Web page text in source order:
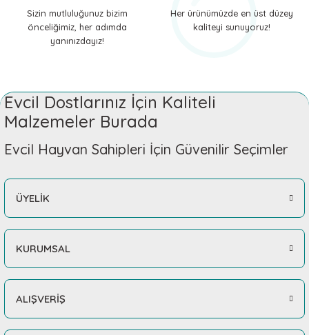
Sizin mutluluğunuz bizim
önceliğimiz, her adımda
yanınızdayız!
Her ürünümüzde en üst düzey
kaliteyi sunuyoruz!
Evcil Dostlarınız İçin Kaliteli
Malzemeler Burada
Evcil Hayvan Sahipleri İçin Güvenilir Seçimler
ÜYELİK
KURUMSAL
ALIŞVERİŞ